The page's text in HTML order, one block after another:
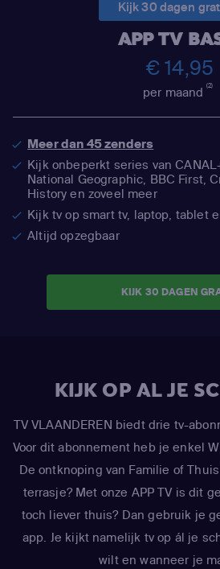
Kijk 30 dagen
APP TV
€ 14,95
per maand(2)
Meer dan 45 zenders
Kijk onbeperkt series van
National Geographic, BBC First,
History en zoveel meer
Kijk tv op smart tv, laptop, tablet
Altijd opzegbaar
KIJK 30 DAGEN
KIJK OP AL JE
TV VLAANDEREN biedt drie tv-
Voor dit abonnement heb je enkel
De ontknoping van Familie of
terrasje? Met onze APP TV is dit
toch liever thuis? Dan gebruik je
app. Je kijkt namelijk tv op ál je
wilt en wanneer je